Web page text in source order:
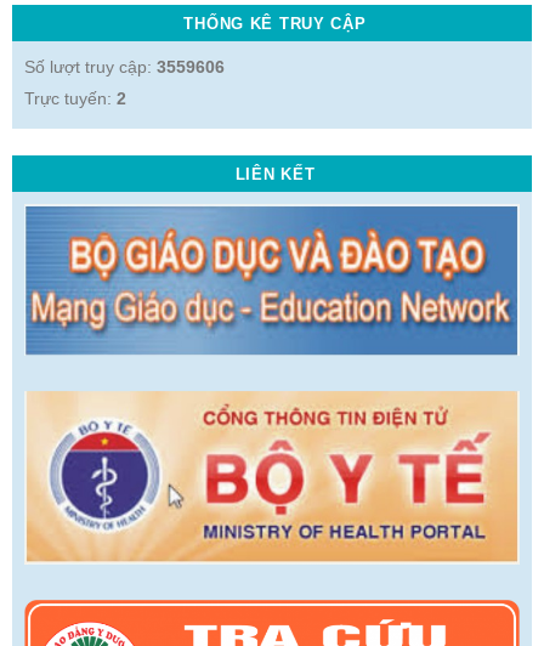
THỐNG KÊ TRUY CẬP
Số lượt truy cập: 3559606
Trực tuyến: 2
LIÊN KẾT